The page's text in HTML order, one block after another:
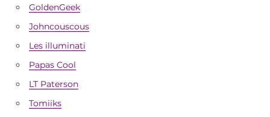
GoldenGeek
Johncouscous
Les illuminati
Papas Cool
LT Paterson
Tomiiks